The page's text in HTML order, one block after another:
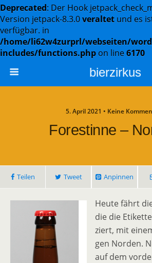
Deprecated: Der Hook
Version jetpack-8.3.0veraltet und es
verfügbar. in
/home/li62w4zurprl/webseiten/
includes/functions.php on line6170
bierzirkus
5. April 2021 • Keine
Forestinne –
Teilen Tweet Anpinnen
Heute fährt
die die
ziert, mit
gen Norden.
auf dem